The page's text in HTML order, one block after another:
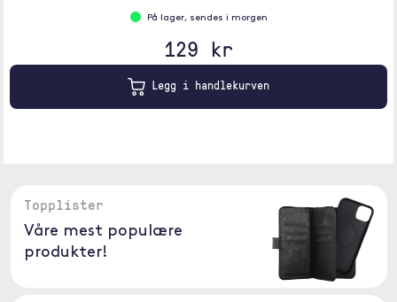
På lager, sendes i morgen
129 kr
Legg i handlekurven
Topplister
Våre mest populære
produkter!